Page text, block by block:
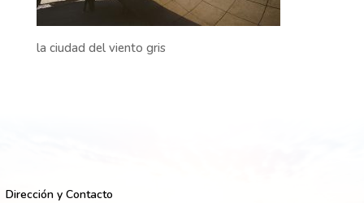
la ciudad del viento gris
Dirección y Contacto